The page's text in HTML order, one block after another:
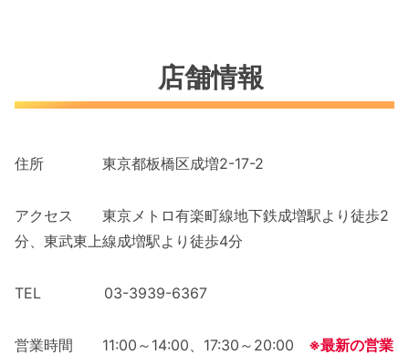
店舗情報
住所 東京都板橋区成増2-17-2
アクセス 東京メトロ有楽町線地下鉄成増駅より徒歩2
分、東武東上線成増駅より徒歩4分
TEL 03-3939-6367
営業時間 11:00～14:00、17:30～20:00 ※最新の営業